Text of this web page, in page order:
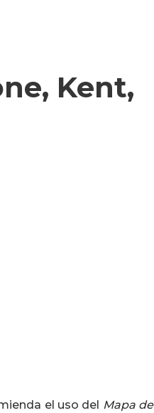
Kent,
el uso del Mapa de